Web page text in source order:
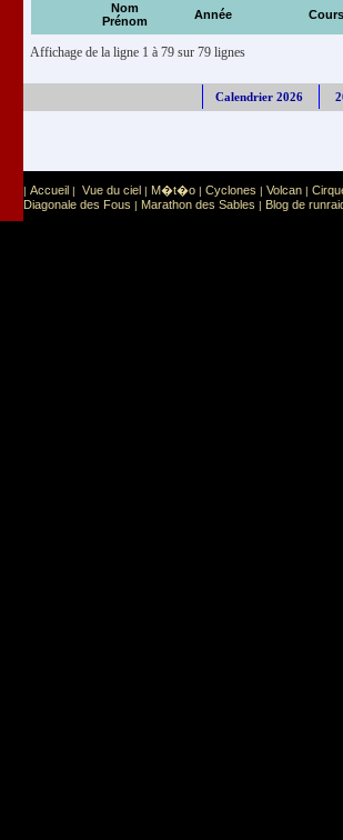
Nom
Prénom
Année
Affichage de la ligne 1 à 79 sur 79 lignes
Calendrier 2026
la cat�gorie Sport: Sports extr�mes
| Accueil | Vue du ciel | M�t�o | Cyclones | Volcan |
Diagonale des Fous | Marathon des Sables | Blog de